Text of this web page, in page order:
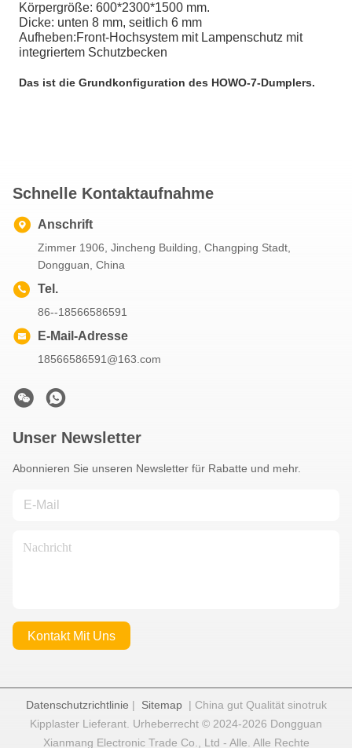
Körpergröße: 600*2300*1500 mm.
Dicke: unten 8 mm, seitlich 6 mm
Aufheben:Front-Hochsystem mit Lampenschutz mit
integriertem Schutzbecken
Das ist die Grundkonfiguration des HOWO-7-Dumplers.
Schnelle Kontaktaufnahme
Anschrift
Zimmer 1906, Jincheng Building, Changping Stadt,
Dongguan, China
Tel.
86--18566586591
E-Mail-Adresse
18566586591@163.com
Unser Newsletter
Abonnieren Sie unseren Newsletter für Rabatte und mehr.
Kontakt Mit Uns
Datenschutzrichtlinie | Sitemap| China gut Qualität sinotruk
Kipplaster Lieferant. Urheberrecht © 2024-2026 Dongguan
Xianmang Electronic Trade Co., Ltd - Alle. Alle Rechte